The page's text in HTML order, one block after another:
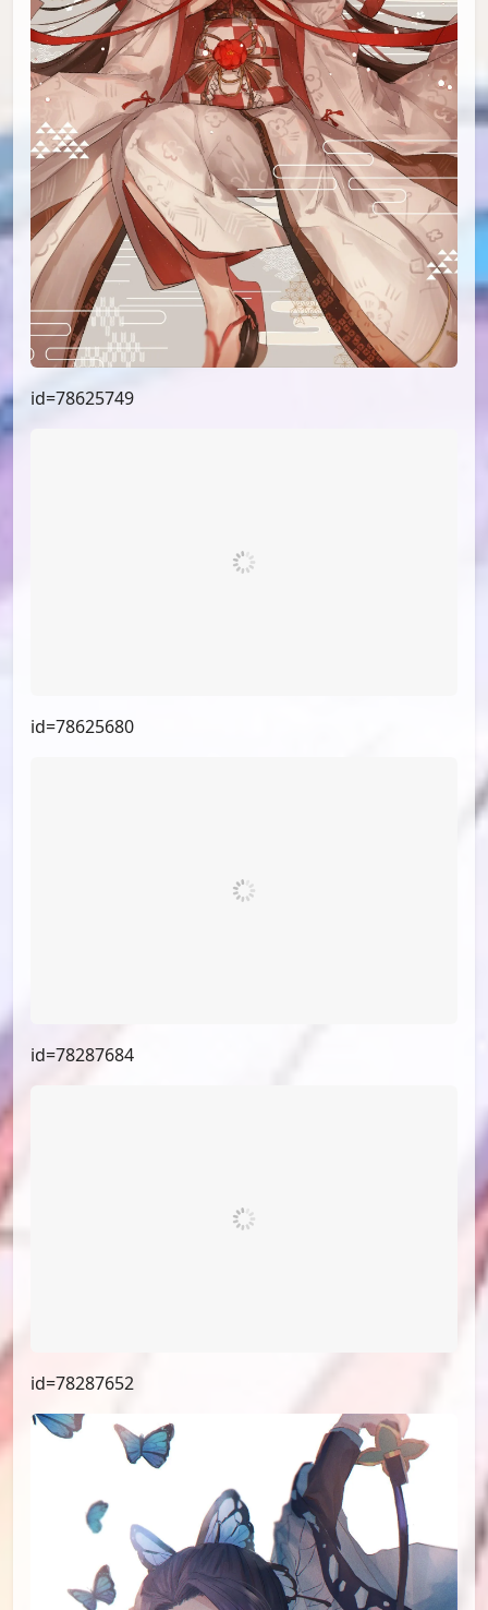
id=78625749
id=78287684